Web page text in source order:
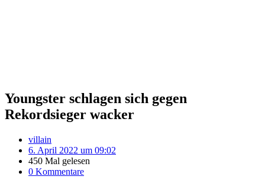
Youngster schlagen sich gegen
Rekordsieger wacker
villain
6. April 2022 um 09:02
450 Mal gelesen
0 Kommentare